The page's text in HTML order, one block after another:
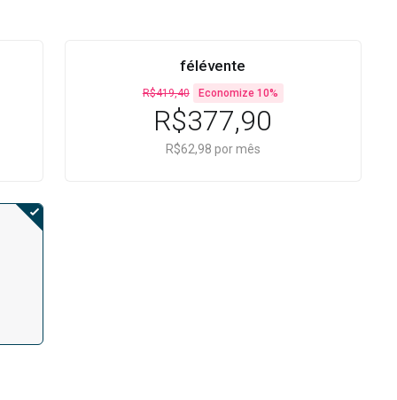
félévente
R$419,40 Economize 10%
R$377,90
R$62,98 por mês